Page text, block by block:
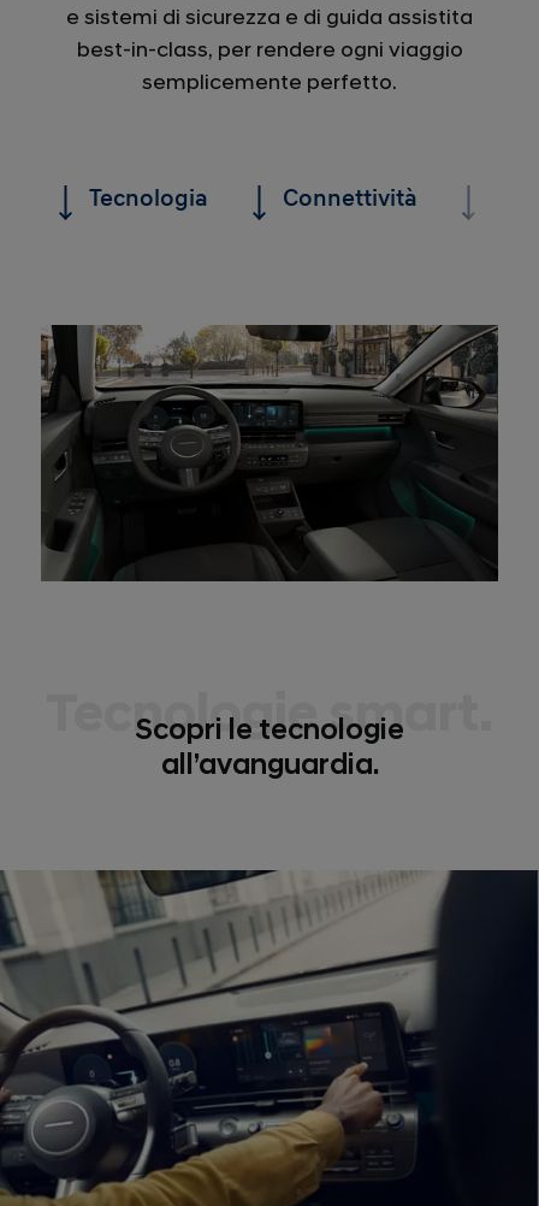
e sistemi di sicurezza e di guida assistita
best-in-class, per rendere ogni viaggio
semplicemente perfetto.
Tecnologia Connettività
Tecnologie smart.
Scopri le tecnologie
all’avanguardia.